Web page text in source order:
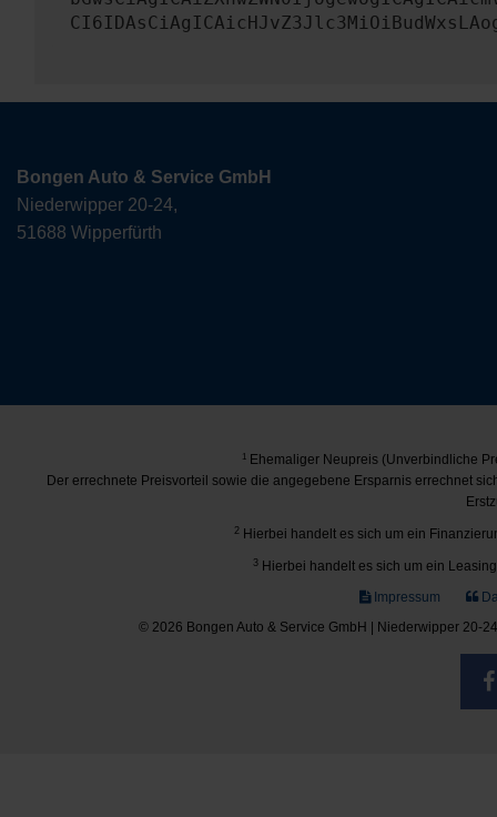
Bongen Auto & Service GmbH
Niederwipper 20-24,
51688 Wipperfürth
1Ehemaliger Neupreis (Unverbindliche
Der errechnete Preisvorteil sowie die angegebene Ersparnis errechnet
2 Hierbei handelt es sich um ein
3 Hierbei handelt es sich um ein
Impressum
© 2026 Bongen Auto & Service GmbH | Niederwipper 20-